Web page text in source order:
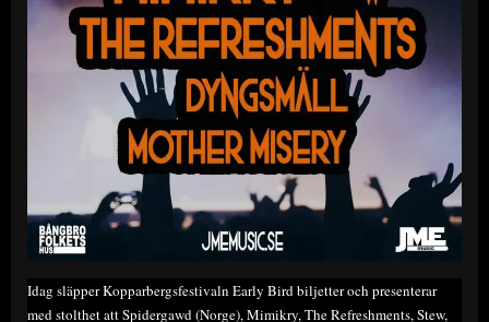
Idag släpper Kopparbergsfestivaln Early Bird biljetter och presenterar
med stolthet att Spidergawd (Norge), Mimikry, The Refreshments, Stew,